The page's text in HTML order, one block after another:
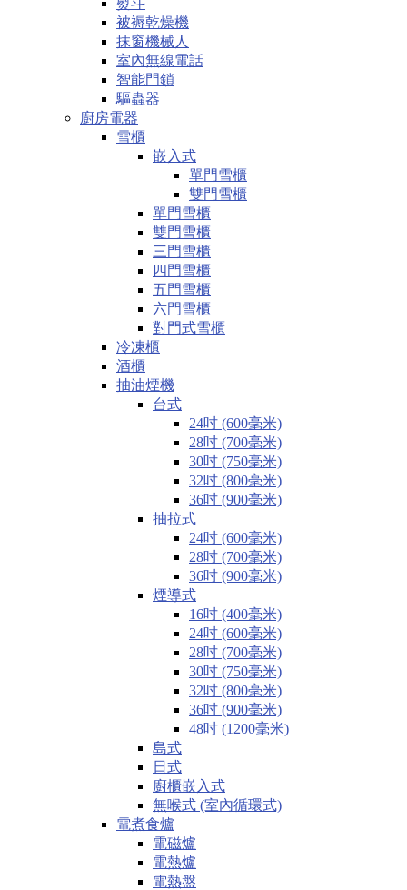
被褥乾燥機
抹窗機械人
室內無線電話
智能門鎖
驅蟲器
廚房電器
雪櫃
嵌入式
單門雪櫃
雙門雪櫃
單門雪櫃
雙門雪櫃
三門雪櫃
四門雪櫃
五門雪櫃
六門雪櫃
對門式雪櫃
冷凍櫃
酒櫃
抽油煙機
台式
24吋 (600毫米)
28吋 (700毫米)
30吋 (750毫米)
32吋 (800毫米)
36吋 (900毫米)
抽拉式
24吋 (600毫米)
28吋 (700毫米)
36吋 (900毫米)
煙導式
16吋 (400毫米)
24吋 (600毫米)
28吋 (700毫米)
30吋 (750毫米)
32吋 (800毫米)
36吋 (900毫米)
48吋 (1200毫米)
島式
日式
廚櫃嵌入式
無喉式 (室內循環式)
電煮食爐
電磁爐
電熱爐
電熱盤